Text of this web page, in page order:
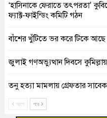
‘হাসিনাকে ফেরাতে তৎপরতা’
ফ্যাক্ট-ফাইন্ডিং কমিটি গঠন
বাঁশের খুঁটিতে ভর করে টিকে
জুলাই গণঅভ্যুত্থান দিবসে কুমিল্লায়
তনু হত্যা মামলায় গ্রেফতার
রহমান হাইকোর্টের জামিনে মুক্ত
আগে পরে